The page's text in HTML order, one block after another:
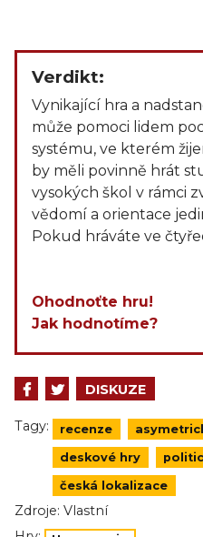
Verdikt:
Vynikající hra a
může pomoci lidem
systému, ve kterém
by měli povinně hrát
vysokých škol v rámci
vědomí a orientace
Pokud hráváte ve
Ohodnoťte hru!
Jak hodnotíme?
DISKUZE
Tagy: recenze
deskové hry
česká lokalizace
Zdroje: Vlastní